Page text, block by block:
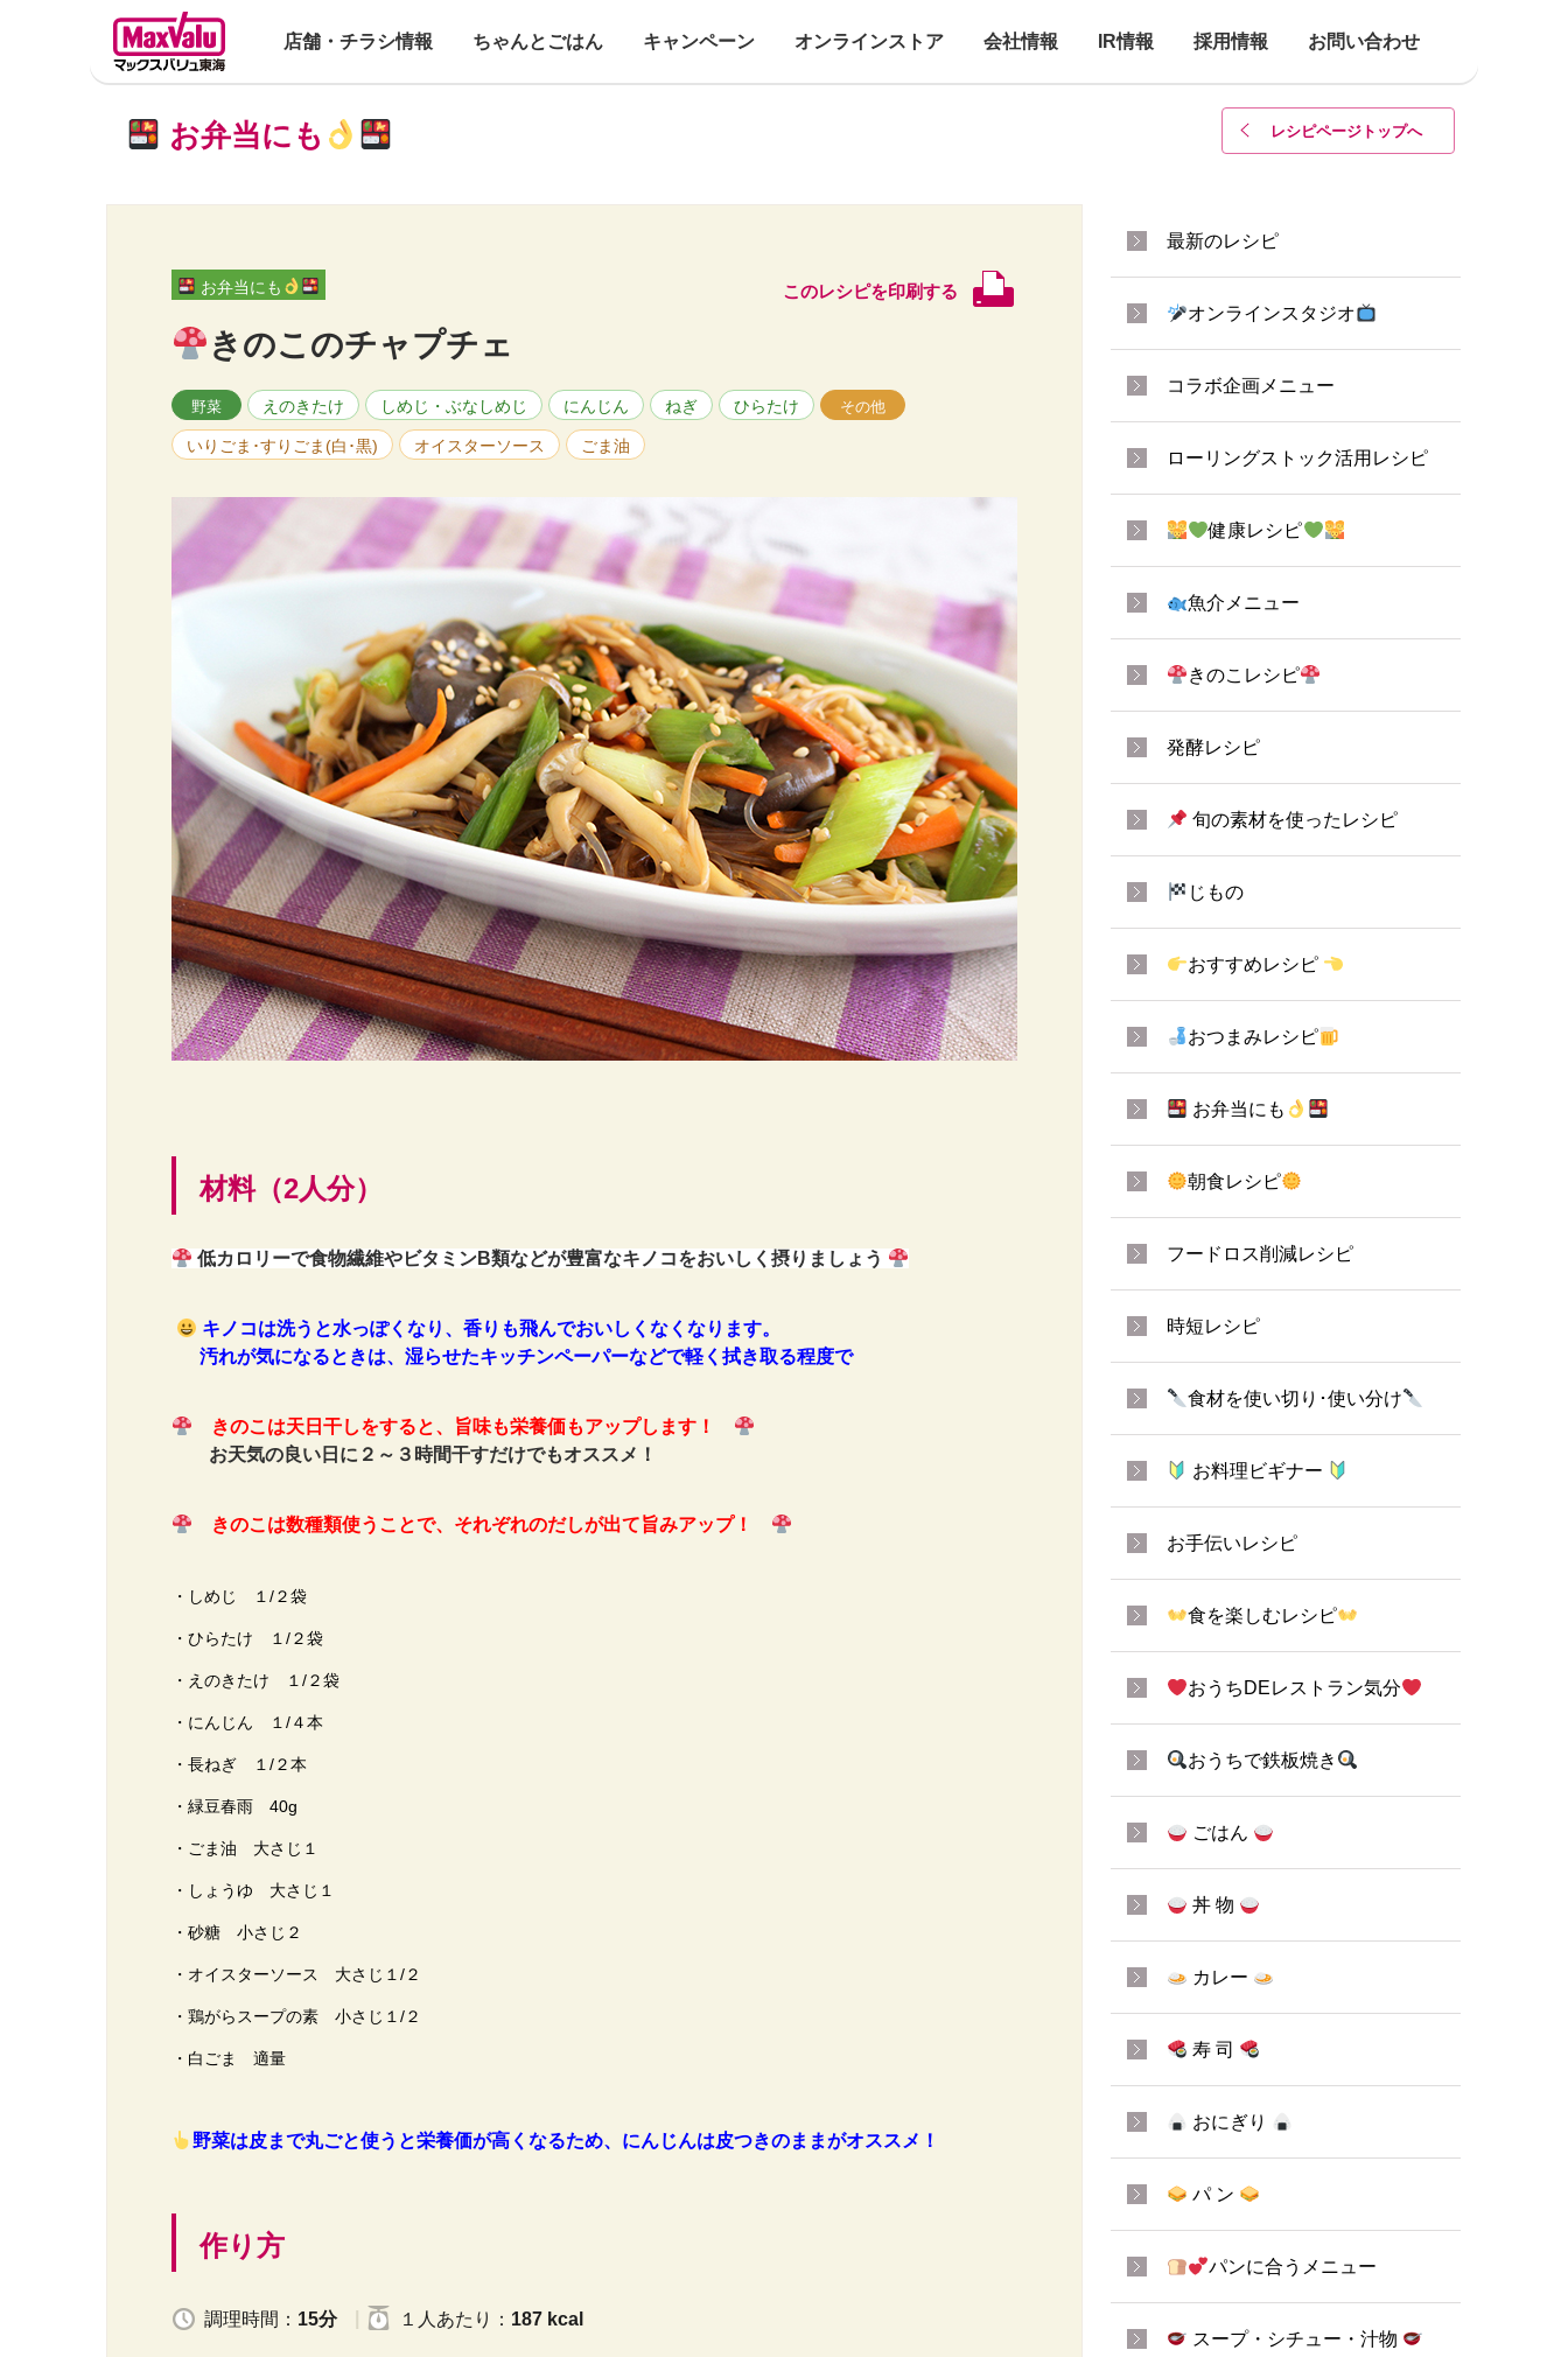
店舗・チラシ情報 ちゃんとごはん キャンペーン オンラインストア 会社情報 IR情報 採用情報 お問い合わせ
レシピページトップへ
お弁当にも
お弁当にも このレシピを印刷する
きのこのチャプチェ
野菜 えのきたけ しめじ・ぶなしめじ にんじん ねぎ ひらたけ その他
いりごま･すりごま(白･黒) オイスターソース ごま油
材料（2人分）
低カロリーで食物繊維やビタミンB類などが豊富なキノコをおいしく摂りましょう
キノコは洗うと水っぽくなり、香りも飛んでおいしくなくなります。
汚れが気になるときは、 湿らせたキッチンペーパーなどで軽く拭き取る程度で
きのこは天日干しをすると、旨味も栄養価もアップします！
お天気の良い日に２～３時間干すだけでもオススメ！
きのこは数種類使うことで、それぞれのだしが出て旨みアップ！
・しめじ １/２袋
・ひらたけ １/２袋
・えのきたけ １/２袋
・にんじん １/４本
・長ねぎ １/２本
・緑豆春雨 40g
・ごま油 大さじ１
・しょうゆ 大さじ１
・砂糖 小さじ２
・オイスターソース 大さじ１/２
・鶏がらスープの素 小さじ１/２
・白ごま 適量
野菜は皮まで丸ごと使うと栄養価が高くなるため、にんじんは皮つきのままがオススメ！
作り方
調理時間： 15分 １人 あたり ： 187 kcal
最新のレシピ
オンラインスタジオ
コラボ企画メニュー
ローリングストック活用レシピ
健康レシピ
魚介メニュー
きのこレシピ
発酵レシピ
旬の素材を使ったレシピ
じもの
おすすめレシピ
おつまみレシピ
お弁当にも
朝食レシピ
フードロス削減レシピ
時短レシピ
食材を使い切り･使い分け
お料理ビギナー
お手伝いレシピ
食を楽しむレシピ
おうちDEレストラン気分
おうちで鉄板焼き
ごはん
丼 物
カレー
寿 司
おにぎり
パ ン
パンに合うメニュー
スープ・シチュー・汁物